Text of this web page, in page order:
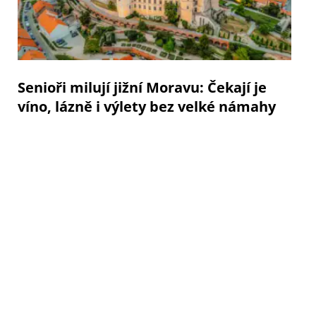
Senioři milují jižní Moravu: Čekají je
víno, lázně i výlety bez velké námahy